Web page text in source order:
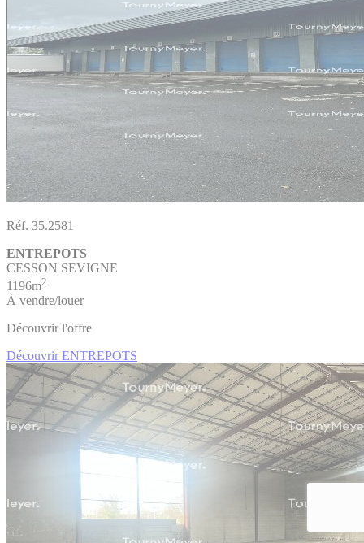
Réf. 35.2581
ENTREPOTS
CESSON SEVIGNE
1196m2
À vendre/louer
Découvrir l'offre
Découvrir ENTREPOTS